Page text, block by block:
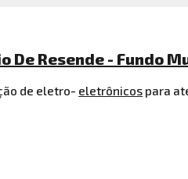
Resende - Fundo
de eletro- eletrônicos para